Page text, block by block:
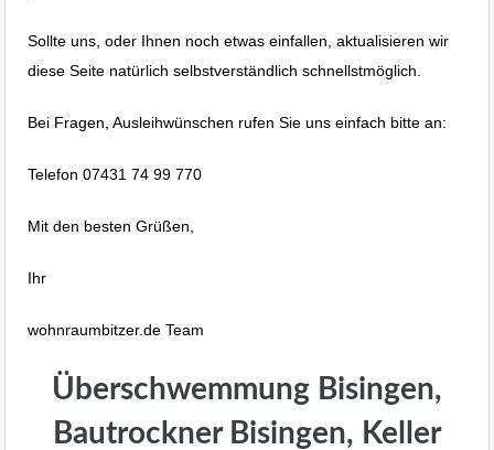
Sollte uns, oder Ihnen noch etwas einfallen, aktualisieren wir
diese Seite natürlich selbstverständlich schnellstmöglich.
Bei Fragen, Ausleihwünschen rufen Sie uns einfach bitte an:
Telefon 07431 74 99 770
Mit den besten Grüßen,
Ihr
wohnraumbitzer.de Team
Überschwemmung Bisingen,
Bautrockner Bisingen, Keller